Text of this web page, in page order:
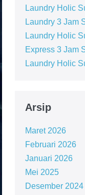
Laundry Holic
Laundry 3 Jam
Laundry Holic
Express 3 Jam
Laundry Holic
Arsip
Maret 2026
Februari 2026
Januari 2026
Mei 2025
Desember 2024